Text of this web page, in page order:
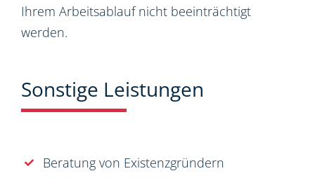
Ihrem Arbeitsablauf nicht beeinträchtigt
werden.
Sonstige Leistungen
Beratung von Existenzgründern